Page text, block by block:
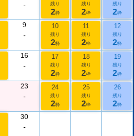
-
残り
2枠
残り
2枠
残り
2枠
9
-
10
残り
2枠
11
残り
2枠
12
残り
2枠
16
-
17
残り
2枠
18
残り
2枠
19
残り
2枠
23
-
24
残り
2枠
25
残り
2枠
26
残り
2枠
30
-